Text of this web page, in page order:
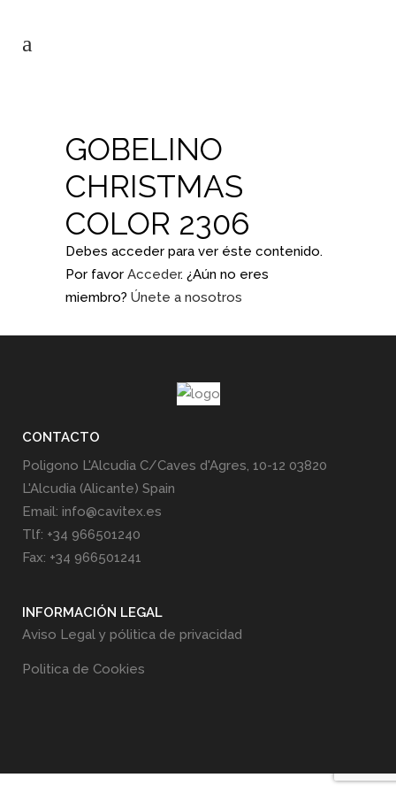
GOBELINO
CHRISTMAS
COLOR 2306
Debes acceder para ver éste contenido.
Por favor Acceder. ¿Aún no eres
miembro? Únete a nosotros
CONTACTO
Poligono L'Alcudia C/Caves d'Agres, 10-12 03820
L'Alcudia (Alicante) Spain
Email: info@cavitex.es
Tlf: +34 966501240
Fax: +34 966501241
INFORMACIÓN LEGAL
Aviso Legal y pólitica de privacidad
Politica de Cookies